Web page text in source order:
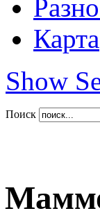
Карта
Show
Поиск